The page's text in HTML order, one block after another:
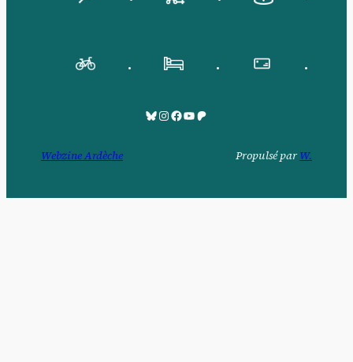
. . .
Bluesky
Pinksky
Facebook
YouTube
Patreon
Webzine Ardèche Propulsé parW.